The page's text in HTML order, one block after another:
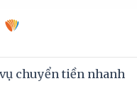
chuyển tiền nhanh